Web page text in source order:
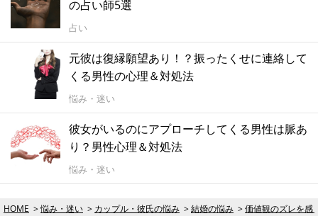
の占い師5選
占い
元彼は復縁願望あり！？振ったくせに連絡して
くる男性の心理＆対処法
悩み・迷い
彼女がいるのにアプローチしてくる男性は脈あ
り？男性心理＆対処法
悩み・迷い
HOME 悩み・迷い カップル・彼氏の悩み 結婚の悩み 価値観のズレを感